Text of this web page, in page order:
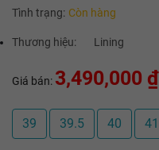
Tình trạng: Còn hàng
Thương hiệu: Lining
Giá bán: 3,490,000 ₫
39 39.5 40 41